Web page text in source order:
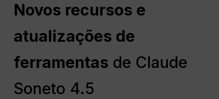
Novos recursos e
atualizações de
ferramentas de Claude
Soneto 4.5